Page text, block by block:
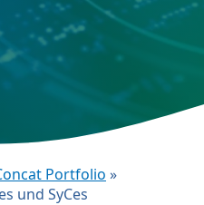
Portfolio »
und SyCes